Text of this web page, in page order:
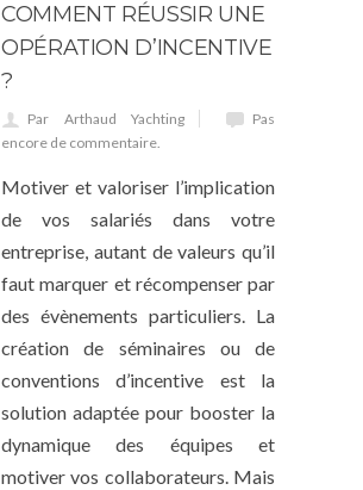
COMMENT RÉUSSIR UNE
OPÉRATION D’INCENTIVE
?
Par Arthaud Yachting
Pas
encore de commentaire.
Motiver et valoriser l’implication
de vos salariés dans votre
entreprise, autant de valeurs qu’il
faut marquer et récompenser par
des évènements particuliers. La
création de séminaires ou de
conventions d’incentive est la
solution adaptée pour booster la
dynamique des équipes et
motiver vos collaborateurs. Mais